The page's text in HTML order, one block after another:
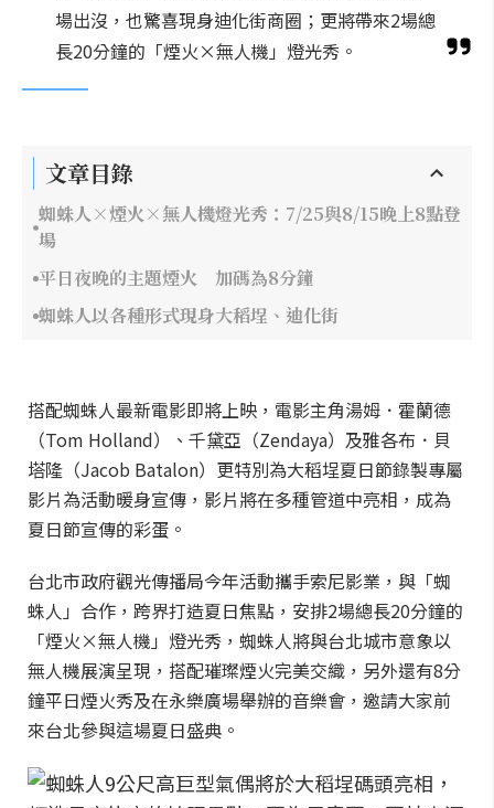
場出沒，也驚喜現身迪化街商圈；更將帶來2場總
長20分鐘的「煙火×無人機」燈光秀。
文章目錄
蜘蛛人×煙火×無人機燈光秀：7/25與8/15晚上8點登
場
平日夜晚的主題煙火 加碼為8分鐘
蜘蛛人以各種形式現身大稻埕、迪化街
搭配蜘蛛人最新電影即將上映，電影主角湯姆．霍蘭德
（Tom Holland）、千黛亞（Zendaya）及雅各布．貝
塔隆（Jacob Batalon）更特別為大稻埕夏日節錄製專屬
影片為活動暖身宣傳，影片將在多種管道中亮相，成為
夏日節宣傳的彩蛋。
台北市政府觀光傳播局今年活動攜手索尼影業，與「蜘
蛛人」合作，跨界打造夏日焦點，安排2場總長20分鐘的
「煙火×無人機」燈光秀，蜘蛛人將與台北城市意象以
無人機展演呈現，搭配璀璨煙火完美交織，另外還有8分
鐘平日煙火秀及在永樂廣場舉辦的音樂會，邀請大家前
來台北參與這場夏日盛典。